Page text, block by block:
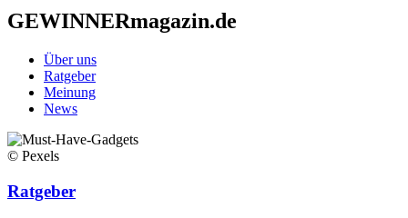
GEWINNERmagazin.de
Über uns
Ratgeber
Meinung
News
© Pexels
Ratgeber